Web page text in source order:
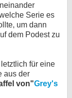
Serie es
um dann
dem Podest zu
für eine
aus der
von"Grey's